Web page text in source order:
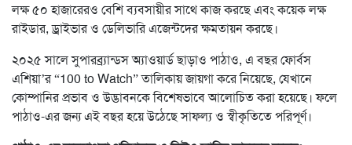
লক্ষ ৫০ হাজারেরও বেশি ব্যবসায়ীর সাথে কাজ করছে এবং কয়েক লক্ষ
রাইডার, ড্রাইভার ও ডেলিভারি এজেন্টদের ক্ষমতায়ন করছে।
২০২৫ সালে সুপারব্র্যান্ডস অ্যাওয়ার্ড ছাড়াও পাঠাও, এ বছর ফোর্বস
এশিয়া’র “100 to Watch” তালিকায় জায়গা করে নিয়েছে, যেখানে
কোম্পানির প্রভাব ও উদ্ভাবনকে বিশেষভাবে আলোচিত করা হয়েছে। ফলে
পাঠাও-এর জন্য এই বছর হয়ে উঠেছে সাফল্য ও স্বীকৃতিতে পরিপূর্ণ।